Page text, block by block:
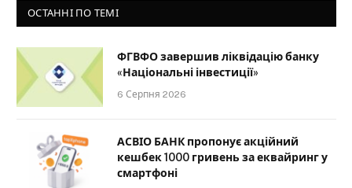
ОСТАННІ ПО ТЕМІ
ФГВФО завершив ліквідацію банку
«Національні інвестиції»
6 Серпня 2026
АСВІО БАНК пропонує акційний
кешбек 1000 гривень за еквайринг у
смартфоні